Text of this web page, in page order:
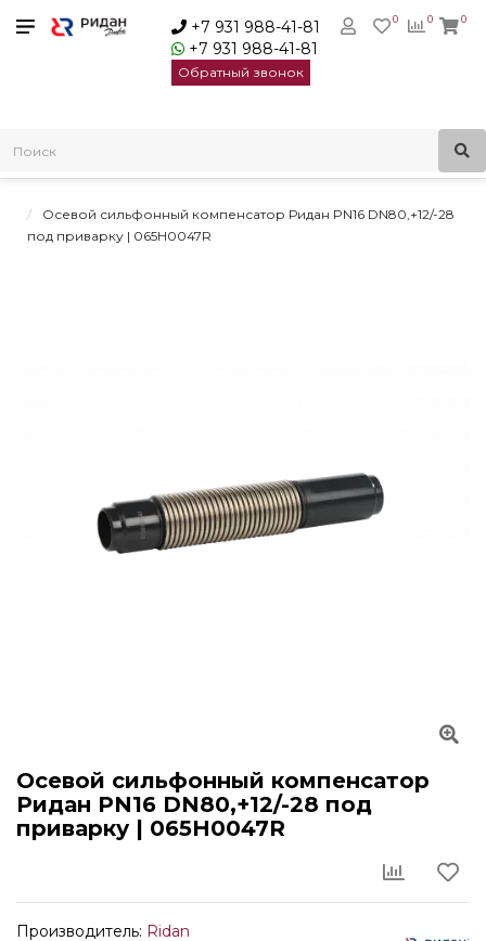
+7 931 988-41-81
+7 931 988-41-81
Обратный звонок
0
0 0
Трубопроводная арматура
Осевые сильфонные компенсаторы Ридан под приварку
Осевой сильфонный компенсатор Ридан PN16 DN80,+12/-28
под приварку | 065H0047R
Осевой сильфонный компенсатор
Ридан PN16 DN80,+12/-28 под
приварку | 065H0047R
Производитель: Ridan